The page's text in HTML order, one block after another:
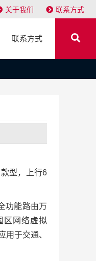
关于我们 联系方式
联系方式
型，上行6
功能路由万
区网络虚拟
用于交通、